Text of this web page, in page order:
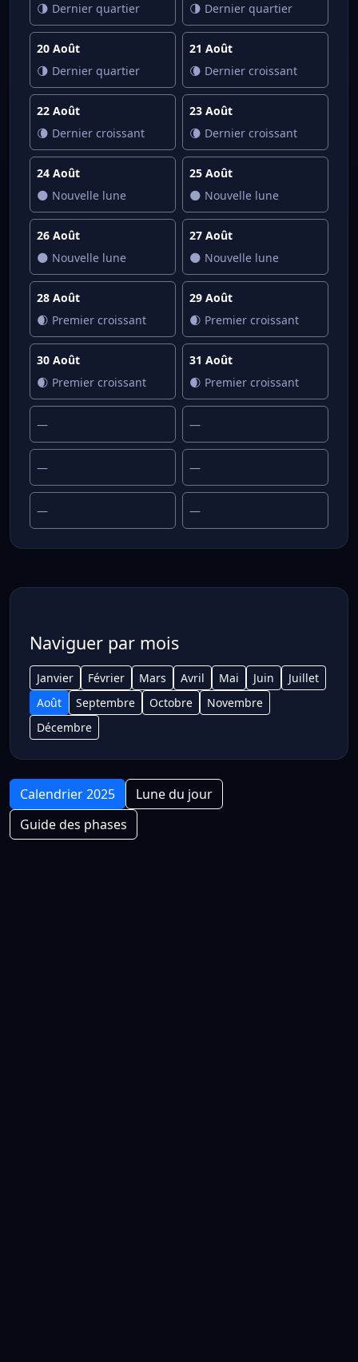
🌗 Dernier quartier
🌗 Dernier quartier
20 Août
🌗 Dernier quartier
21 Août
🌘 Dernier croissant
22 Août
🌘 Dernier croissant
23 Août
🌘 Dernier croissant
24 Août
🌑 Nouvelle lune
25 Août
🌑 Nouvelle lune
26 Août
🌑 Nouvelle lune
27 Août
🌑 Nouvelle lune
28 Août
🌒 Premier croissant
29 Août
🌒 Premier croissant
30 Août
🌒 Premier croissant
31 Août
🌒 Premier croissant
— —
— —
— —
Naviguer par mois
Janvier Février Mars Avril Mai Juin
Juillet
Août
Septembre Octobre
Novembre
Décembre
Calendrier 2025
Lune du jour
Guide des phases